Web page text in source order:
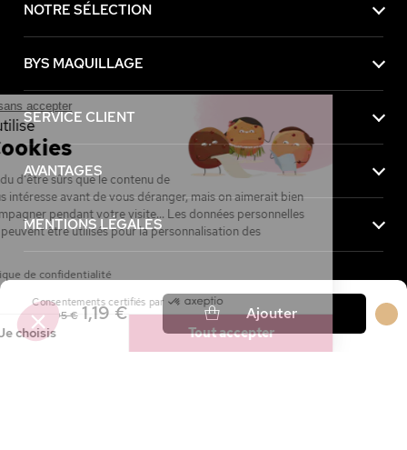
3,95 € 1,19 € Ajouter
NOTRE SÉLECTION
BYS MAQUILLAGE
SERVICE CLIENT
AVANTAGES
MENTIONS LÉGALES
Achetez maintenant, payez plus tard avec
Continuer sans accepter
Ce site utilise
des Cookies
On a attendu d'être sûrs que le contenu de
ce site vous intéresse avant de vous déranger, mais on aimerait bien
vous accompagner pendant votre visite... Les données personnelles
et cookies peuvent être utilisés pour la personnalisation des
Lire la politique de confidentialité
Consentements certifiés par
Tout accepter